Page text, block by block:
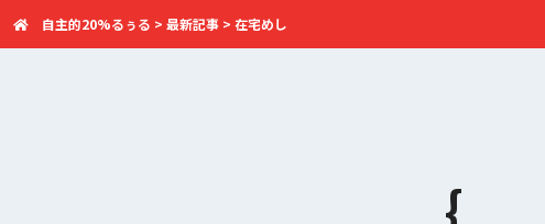
自主的20%るぅる > 最新記事 > 在宅めし